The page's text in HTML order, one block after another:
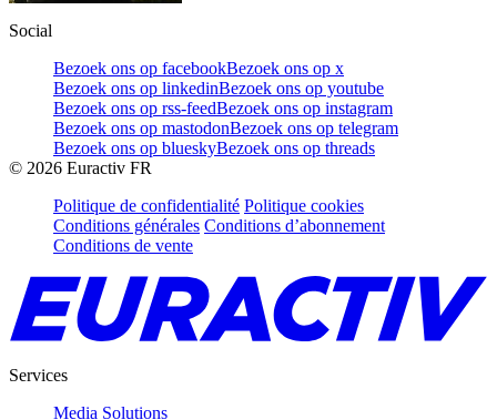
Social
Bezoek ons op facebookBezoek ons op x
Bezoek ons op linkedinBezoek ons op youtube
Bezoek ons op rss-feedBezoek ons op instagram
Bezoek ons op mastodonBezoek ons op telegram
Bezoek ons op blueskyBezoek ons op threads
© 2026 Euractiv FR
Politique de confidentialité Politique cookies
Conditions générales Conditions d’abonnement
Conditions de vente
Services
Media Solutions